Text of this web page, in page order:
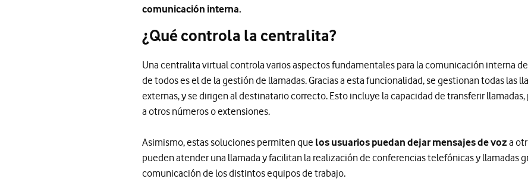
comunicación interna.
¿Qué controla la centralita?
Una centralita virtual controla varios aspectos fundamentales para la comunicación interna
de todos es el de la gestión de llamadas. Gracias a esta funcionalidad, se gestionan todas las
externas, y se dirigen al destinatario correcto. Esto incluye la capacidad de transferir
a otros números o extensiones.
Asimismo, estas soluciones permiten que los usuarios puedan dejar mensajes de voz a
pueden atender una llamada y facilitan la realización de conferencias telefónicas y llamadas
comunicación de los distintos equipos de trabajo.